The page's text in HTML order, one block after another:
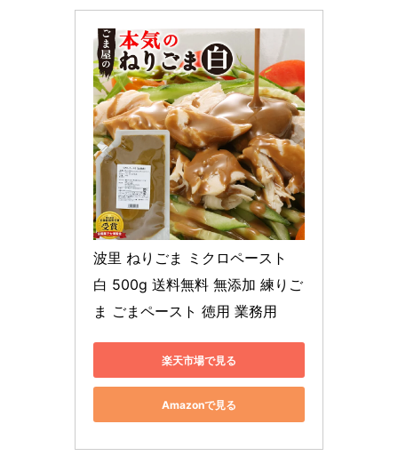
波里 ねりごま ミクロペースト
白 500g 送料無料 無添加 練りご
ま ごまペースト 徳用 業務用
楽天市場で見る
Amazonで見る